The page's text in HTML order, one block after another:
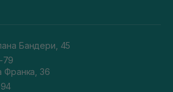
Бандери, 45
79
Франка, 36